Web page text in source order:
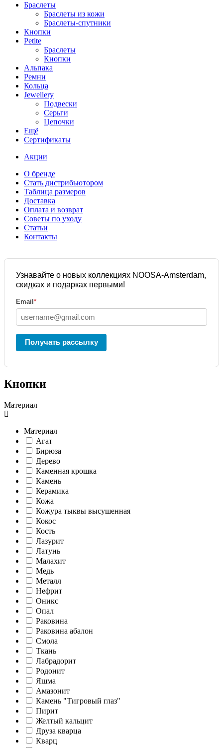
Браслеты
Браслеты из кожи
Браслеты-спутники
Кнопки
Petite
Браслеты
Кнопки
Альпака
Ремни
Кольца
Jewellery
Подвески
Серьги
Цепочки
Ещё
Сертификаты
Акции
О бренде
Стать дистрибьютором
Таблица размеров
Доставка
Оплата и возврат
Советы по уходу
Статьи
Контакты
Узнавайте о новых коллекциях NOOSA-Amsterdam,
скидках и подарках первыми!
Email *
Получать рассылку
Кнопки
Материал
Материал
Агат
Бирюза
Дерево
Каменная крошка
Камень
Керамика
Кожа
Кожура тыквы высушенная
Кокос
Кость
Лазурит
Латунь
Малахит
Медь
Металл
Нефрит
Оникс
Опал
Раковина
Раковина абалон
Смола
Ткань
Лабрадорит
Родонит
Яшма
Амазонит
Камень "Тигровый глаз"
Пирит
Желтый кальцит
Друза кварца
Кварц